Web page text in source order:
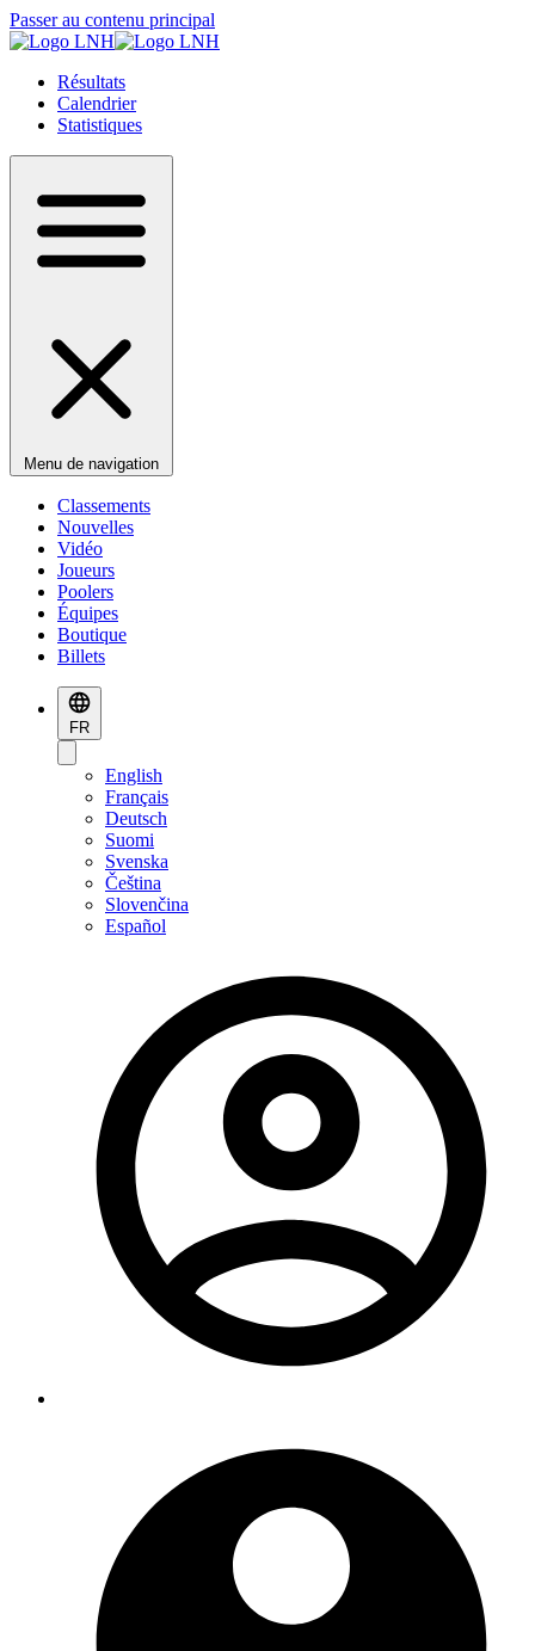
Passer au contenu principal
Résultats
Calendrier
Statistiques
Menu de navigation
Classements
Nouvelles
Vidéo
Joueurs
Poolers
Équipes
Boutique
Billets
FR
English
Français
Deutsch
Suomi
Svenska
Čeština
Slovenčina
Español